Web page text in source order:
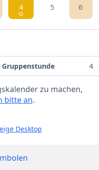
4 5 6
4
zu machen,
bitte an.
Desktop